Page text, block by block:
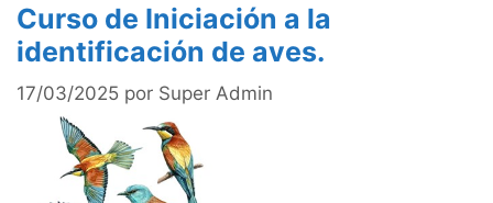
Curso de Iniciación a la
identificación de aves.
17/03/2025 por Super Admin